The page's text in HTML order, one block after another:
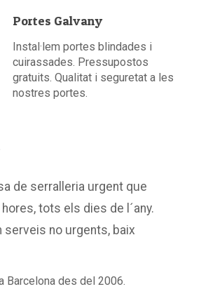
Portes Galvany
Instal·lem portes blindades i
cuirassades. Pressupostos
gratuits. Qualitat i seguretat a les
nostres portes.
de serralleria urgent que
tots els dies de l´any.
serveis no urgents, baix
Barcelona des del 2006.